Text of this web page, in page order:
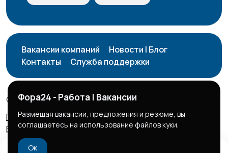
Вакансии компаний
Новости | Блог
Контакты
Служба поддержки
© 2026 Фора24 | Вакансии
Правила сервиса
Политика конфиденциальности
Бизнес тарифы
Безопасные сделки
Фора24 - Работа | Вакансии
Размещая вакансии, предложения и резюме, вы
соглашаетесь на использование файлов куки.
Ок